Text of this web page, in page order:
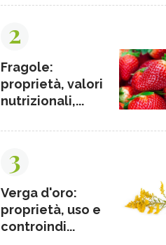
2
Fragole:
proprietà, valori
nutrizionali,...
3
Verga d'oro:
proprietà, uso e
controindi...